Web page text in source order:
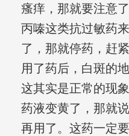
瘙痒，那就要注意
丙嗪这类抗过敏药
了，那就停药，赶
用了药后，白斑的
这其实是正常的现
药液变黄了，那就
再用了。这药一定